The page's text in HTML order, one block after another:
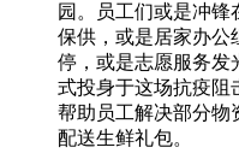
园。员工们或是冲锋
保供，或是居家办公
停，或是志愿服务
式投身于这场抗疫阻
帮助员工解决部分物
配送生鲜礼包。